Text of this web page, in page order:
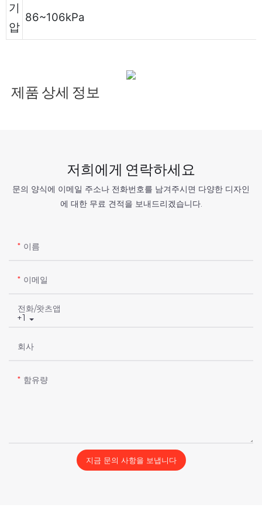
기
압
86~106kPa
제품 상세 정보
저희에게 연락하세요
문의 양식에 이메일 주소나 전화번호를 남겨주시면 다양한 디자인
에 대한 무료 견적을 보내드리겠습니다.
이름
이메일
+1
전화/왓츠앱
회사
함유량
지금 문의 사항을 보냅니다